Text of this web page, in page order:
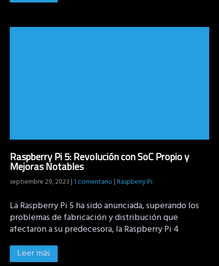
Raspberry Pi 5: Revolución con SoC Propio y
Mejoras Notables
septiembre 29, 2023|1 comentario|Raspberry Pi
La Raspberry Pi 5 ha sido anunciada, superando los
problemas de fabricación y distribución que
afectaron a su predecesora, la Raspberry Pi 4
Leer más